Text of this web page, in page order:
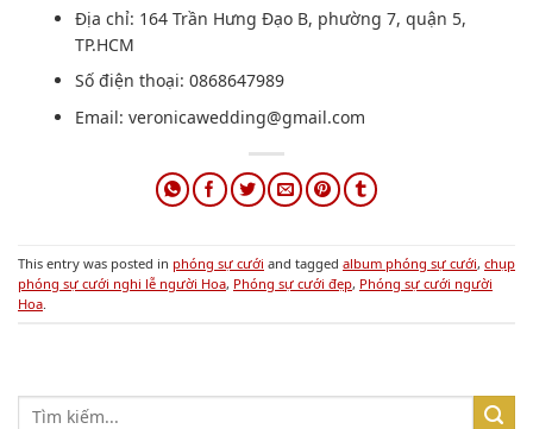
Địa chỉ: 164 Trần Hưng Đạo B, phường 7, quận 5,
TP.HCM
Số điện thoại: 0868647989
Email:veronicawedding@gmail.com
This entry was posted in phóng sự cưới and tagged album phóng sự cưới, chụp
phóng sự cưới nghi lễ người Hoa, Phóng sự cưới đẹp, Phóng sự cưới người
Hoa